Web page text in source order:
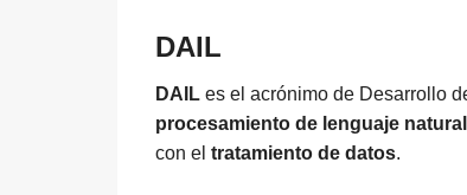
DAIL
DAIL es el acrónimo de Desarrollo
procesamiento de lenguaje natural
con el tratamiento de datos.